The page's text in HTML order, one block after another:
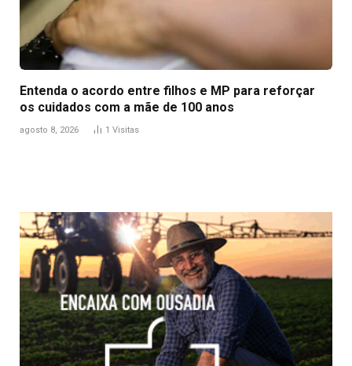
Entenda o acordo entre filhos e MP para reforçar
os cuidados com a mãe de 100 anos
agosto 8, 2026 1 Visitas